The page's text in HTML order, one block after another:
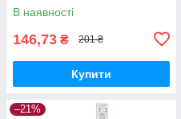
В наявності
146,73 ₴ 201 ₴
Купити
–21%